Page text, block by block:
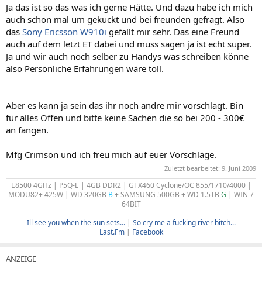
Ja das ist so das was ich gerne Hätte. Und dazu habe ich mich
auch schon mal um gekuckt und bei freunden gefragt. Also
das Sony Ericsson W910i gefällt mir sehr. Das eine Freund
auch auf dem letzt ET dabei und muss sagen ja ist echt super.
Ja und wir auch noch selber zu Handys was schreiben könne
also Persönliche Erfahrungen wäre toll.
Aber es kann ja sein das ihr noch andre mir vorschlagt. Bin
für alles Offen und bitte keine Sachen die so bei 200 - 300€
an fangen.
Mfg Crimson und ich freu mich auf euer Vorschläge.
Zuletzt bearbeitet: 9. Juni 2009
E8500 4GHz | P5Q-E | 4GB DDR2 | GTX460 Cyclone/OC 855/1710/4000 |
MODU82+ 425W | WD 320GB B+ SAMSUNG 500GB + WD 1.5TB G | WIN 7
64BIT
Ill see you when the sun sets...| So cry me a fucking river bitch...
Last.Fm| Facebook